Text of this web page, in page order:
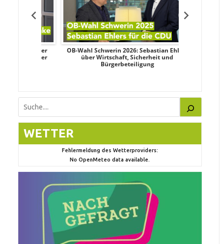
OB-Wahl Schwerin 2026: Sebastian Ehlers
über Wirtschaft, Sicherheit und
Bürgerbeteiligung
Suchen
WETTER
Fehlermeldung des Wetterproviders:
No OpenMeteo data available.